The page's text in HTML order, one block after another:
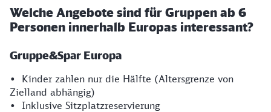
Welche Angebote sind für Gruppen ab 6
Personen innerhalb Europas interessant?
Gruppe&Spar Europa
• Kinder zahlen nur die Hälfte (Altersgrenze von
Zielland abhängig)
• Inklusive Sitzplatzreservierung